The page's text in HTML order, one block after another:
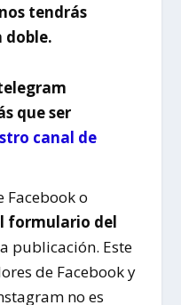
tendrás
doble.
que ser
canal de
Facebook o
formulario del
publicación. Este
de Facebook y
no es